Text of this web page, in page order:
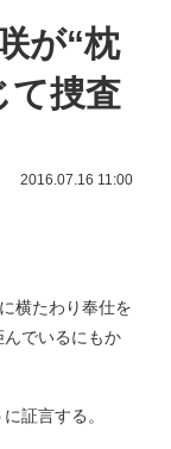
が“枕
て捜査
2016.07.16 11:00
横たわり奉仕を
でいるにもか
証言する。